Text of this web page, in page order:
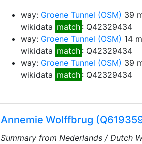
way: Groene Tunnel (OSM) 39
wikidata match : Q42329434
way: Groene Tunnel (OSM) 14
wikidata match : Q42329434
way: Groene Tunnel (OSM) 39
wikidata match : Q42329434
Annemie Wolffbrug
Summary from Nederlands / Dutch